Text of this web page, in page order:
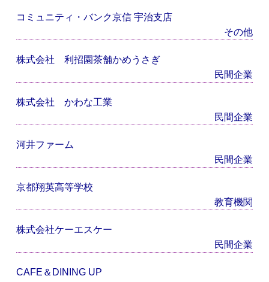
コミュニティ・バンク京信 宇治支店
その他
株式会社 利招園茶舗かめうさぎ
民間企業
株式会社 かわな工業
民間企業
河井ファーム
民間企業
京都翔英高等学校
教育機関
株式会社ケーエスケー
民間企業
CAFE＆DINING UP